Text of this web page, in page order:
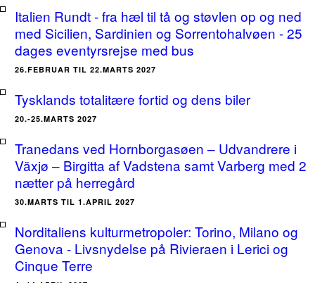
Italien Rundt - fra hæl til tå og støvlen op og ned
med Sicilien, Sardinien og Sorrentohalvøen - 25
dages eventyrsrejse med bus
26.FEBRUAR TIL 22.MARTS 2027
Tysklands totalitære fortid og dens biler
20.-25.MARTS 2027
Tranedans ved Hornborgasøen – Udvandrere i
Växjø – Birgitta af Vadstena samt Varberg med 2
nætter på herregård
30.MARTS TIL 1.APRIL 2027
Norditaliens kulturmetropoler: Torino, Milano og
Genova - Livsnydelse på Rivieraen i Lerici og
Cinque Terre